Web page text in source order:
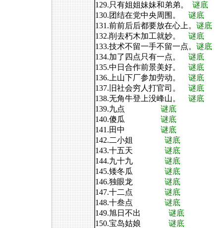
129.只有姐姐妹妹和弟弟。 谜底
130.团结在党中央周围。 谜底
131.前前后后都要放在心上。 谜底
132.削去朽木加工就妙。 谜底
133.技术不留一手不留一点。 谜底
134.加了四点只有一点。 谜底
135.中日合作前景美好。 谜底
136.上山下厂参加劳动。 谜底
137.旧社会穷人打官司。 谜底
138.无角牛登上没峰山。 谜底
139.九点 谜底
140.傻瓜 谜底
141.田中 谜底
142.二小姐 谜底
143.十五天 谜底
144.九十九 谜底
145.矮冬瓜 谜底
146.独眼龙 谜底
147.十二点 谜底
148.十叁点 谜底
149.旭日不出 谜底
150.宝岛姑娘 谜底